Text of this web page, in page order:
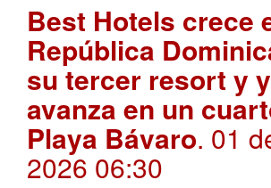
Best Hotels crece
República
su tercer resort y
avanza en un
Playa Bávaro. 01
2026 06:30